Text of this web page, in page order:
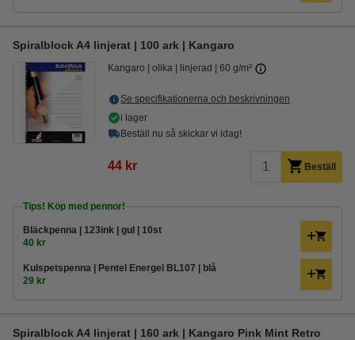
Spiralblock A4 linjerat | 100 ark | Kangaro
Kangaro olika linjerad 60 g/m²
Se specifikationerna och beskrivningen
i lager
Beställ nu så skickar vi idag!
44 kr Beställ
Tips! Köp med pennor!
Bläckpenna | 123ink | gul | 10st
40 kr
Kulspetspenna | Pentel Energel BL107 | blå
29 kr
Spiralblock A4 linjerat | 160 ark | Kangaro Pink Mint Retro